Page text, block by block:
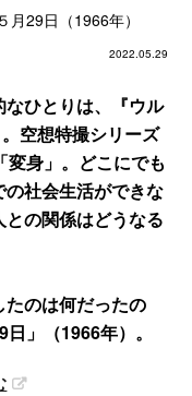
29日（1966年）
2022.05.29
ひとりは、『ウル
空想特撮シリーズ
身」。どこにでも
社会生活ができな
の関係はどうなる
のは何だったの
」（1966年）。